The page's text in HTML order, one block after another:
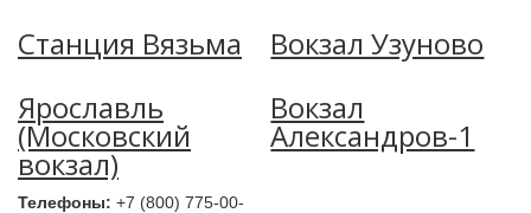
Станция Вязьма
Вокзал Узуново
Ярославль
(Московский
вокзал)
Телефоны: +7 (800) 775-00-
Вокзал
Александров-1